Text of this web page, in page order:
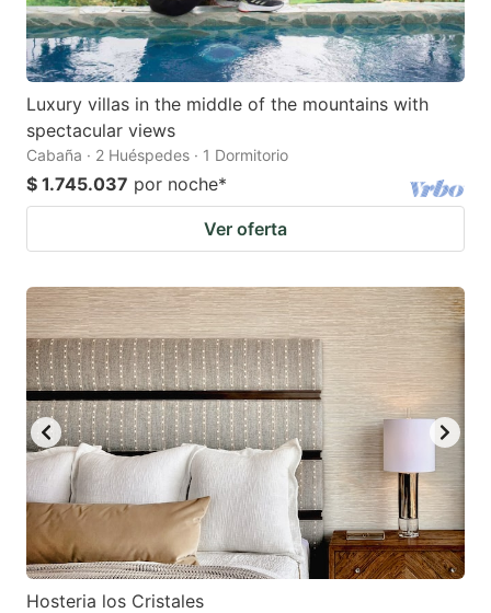
Luxury villas in the middle of the mountains with
spectacular views
Cabaña · 2 Huéspedes · 1 Dormitorio
$ 1.745.037 por noche*
Ver oferta
Hosteria los Cristales